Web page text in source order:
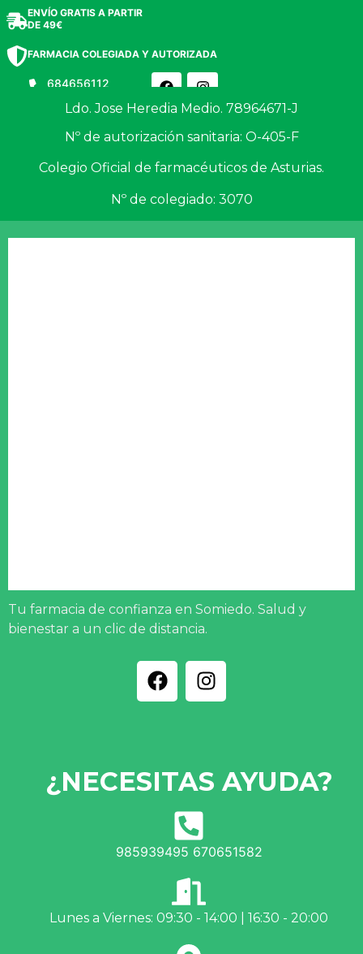
ENVÍO GRATIS A PARTIR
DE 49€
FARMACIA COLEGIADA Y AUTORIZADA
684656112
Ldo. Jose Heredia Medio. 78964671-J
Nº de autorización sanitaria: O-405-F
Colegio Oficial de farmacéuticos de Asturias.
Nº de colegiado: 3070
Tu farmacia de confianza en Somiedo. Salud y
bienestar a un clic de distancia.
¿NECESITAS AYUDA?
985939495 670651582
Lunes a Viernes: 09:30 - 14:00 | 16:30 - 20:00